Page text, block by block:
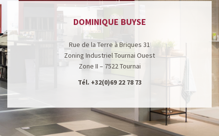
DOMINIQUE BUYSE
Rue de la Terre à Briques 31
Zoning Industriel Tournai Ouest
Zone II – 7522 Tournai
Tél. +32(0)69 22 78 73